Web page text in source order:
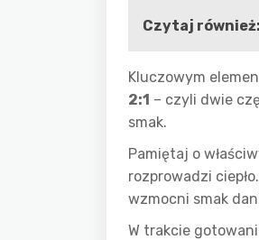
Czytaj również:
Kluczowym
2:1 – czyli dwie
smak.
Pamiętaj o
rozprowadzi
wzmocni smak
W trakcie